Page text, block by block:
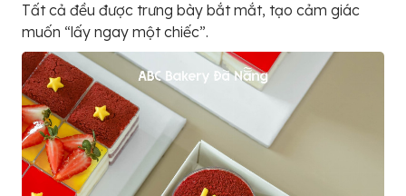
Tất cả đều được trưng bày bắt mắt, tạo cảm giác
muốn “lấy ngay một chiếc”.